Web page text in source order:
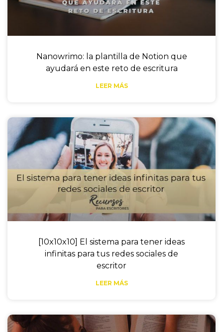
Nanowrimo: la plantilla de Notion que
ayudará en este reto de escritura
LEER MÁS
[10x10x10] El sistema para tener ideas
infinitas para tus redes sociales de
escritor
LEER MÁS